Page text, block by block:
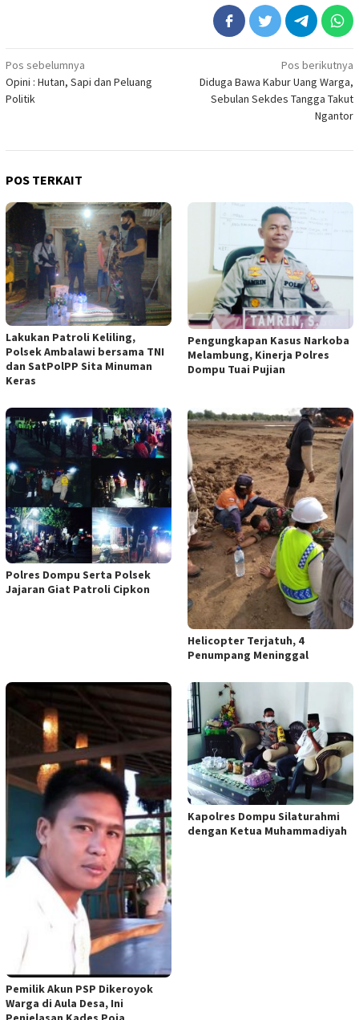
Navigasi
pos
Pos sebelumnya
Opini : Hutan, Sapi dan Peluang
Politik
Pos berikutnya
Diduga Bawa Kabur Uang Warga,
Sebulan Sekdes Tangga Takut
Ngantor
POS TERKAIT
Lakukan Patroli Keliling,
Polsek Ambalawi bersama TNI
dan SatPolPP Sita Minuman
Keras
Pengungkapan Kasus Narkoba
Melambung, Kinerja Polres
Dompu Tuai Pujian
Polres Dompu Serta Polsek
Jajaran Giat Patroli Cipkon
Helicopter Terjatuh, 4
Penumpang Meninggal
Pemilik Akun PSP Dikeroyok
Warga di Aula Desa, Ini
Kapolres Dompu Silaturahmi
dengan Ketua Muhammadiyah